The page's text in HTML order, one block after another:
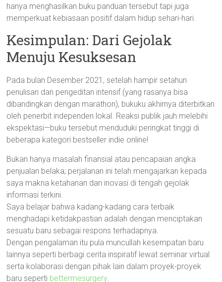
hanya menghasilkan buku panduan tersebut tapi juga
memperkuat kebiasaan positif dalam hidup sehari-hari.
Kesimpulan: Dari Gejolak
Menuju Kesuksesan
Pada bulan Desember 2021, setelah hampir setahun
penulisan dan pengeditan intensif (yang rasanya bisa
dibandingkan dengan marathon), bukuku akhirnya diterbitkan
oleh penerbit independen lokal. Reaksi publik jauh melebihi
ekspektasi—buku tersebut menduduki peringkat tinggi di
beberapa kategori bestseller indie online!
Bukan hanya masalah finansial atau pencapaian angka
penjualan belaka; perjalanan ini telah mengajarkan kepada
saya makna ketahanan dan inovasi di tengah gejolak
informasi terkini.
Saya belajar bahwa kadang-kadang cara terbaik
menghadapi ketidakpastian adalah dengan menciptakan
sesuatu baru sebagai respons terhadapnya.
Dengan pengalaman itu pula muncullah kesempatan baru
lainnya seperti berbagi cerita inspiratif lewat seminar virtual
serta kolaborasi dengan pihak lain dalam proyek-proyek
baru seperti bettermesurgery.